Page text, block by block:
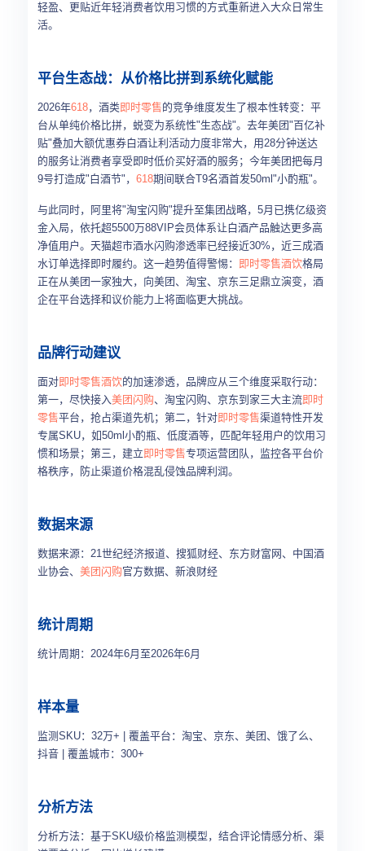
轻盈、更贴近年轻消费者饮用习惯的方式重新进入大众日常生
活。
平台生态战：从价格比拼到系统化赋能
2026年618，酒类即时零售的竞争维度发生了根本性转变：平
台从单纯价格比拼，蜕变为系统性"生态战"。去年美团"百亿补
贴"叠加大额优惠券白酒让利活动力度非常大，用28分钟送达
的服务让消费者享受即时低价买好酒的服务；今年美团把每月
9号打造成"白酒节"， 618期间联合T9名酒首发50ml"小酌瓶"。
与此同时，阿里将"淘宝闪购"提升至集团战略，5月已携亿级资
金入局，依托超5500万88VIP会员体系让白酒产品触达更多高
净值用户。天猫超市酒水闪购渗透率已经接近30%，近三成酒
水订单选择即时履约。这一趋势值得警惕：
即时零售酒饮格局
正在从美团一家独大，向美团、淘宝、京东三足鼎立演变，酒
企在平台选择和议价能力上将面临更大挑战。
品牌行动建议
面对即时零售酒饮的加速渗透，品牌应从三个维度采取行动：
第一，尽快接入美团闪购、淘宝闪购、京东到家三大主流即时
零售平台，抢占渠道先机；第二，针对即时零售渠道特性开发
专属SKU，如50ml小酌瓶、低度酒等，匹配年轻用户的饮用习
惯和场景；第三，建立 即时零售专项运营团队，监控各平台价
格秩序，防止渠道价格混乱侵蚀品牌利润。
数据来源
数据来源：21世纪经济报道、搜狐财经、东方财富网、中国酒
业协会、 美团闪购官方数据、新浪财经
统计周期
统计周期：2024年6月至2026年6月
样本量
监测SKU：32万+ | 覆盖平台：淘宝、京东、美团、饿了么、
抖音 | 覆盖城市：300+
分析方法
分析方法：基于SKU级价格监测模型，结合评论情感分析、渠